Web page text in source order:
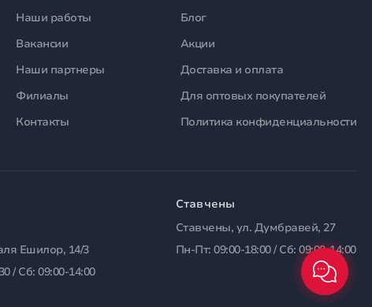
Наши работы
Вакансии
Наши партнеры
Филиалы
Контакты
Блог
Акции
Доставка и оплата
Для оптовых покупателей
Политика конфиденциальности
Ешилор, 14/3
/ Сб: 09:00-14:00
Ставчены
Ставчены, ул. Думбравей, 27
Пн-Пт: 09:00-18:00 / Сб: 09:00-14:00